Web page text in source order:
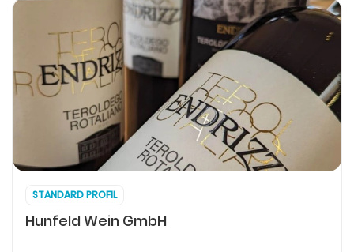
STANDARD PROFIL
Hunfeld Wein GmbH